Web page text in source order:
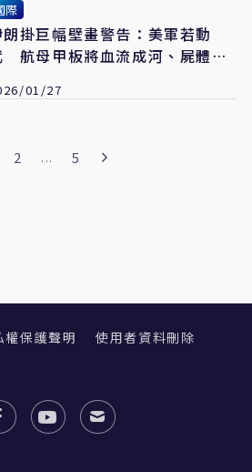
際
朗掛巨幅壁畫警告：美軍若動
航母甲板將血流成河、屍體遍
01/27
2 ... 5
權保護聲明 使用者資料刪除